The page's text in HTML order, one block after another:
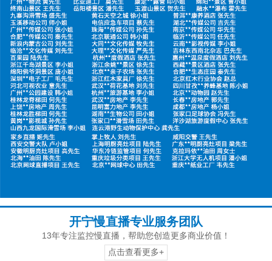
开宁慢直播专业服务团队
13年专注监控慢直播，帮助您创造更多商业价值！
点击查看更多+